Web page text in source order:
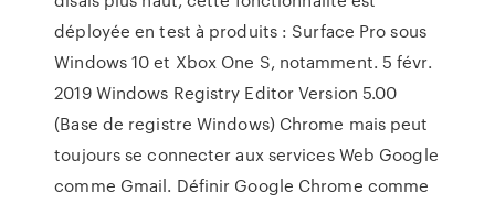
déployée en test à produits : Surface Pro sous
Windows 10 et Xbox One S, notamment. 5 févr.
2019 Windows Registry Editor Version 5.00
(Base de registre Windows) Chrome mais peut
toujours se connecter aux services Web Google
comme Gmail. Définir Google Chrome comme